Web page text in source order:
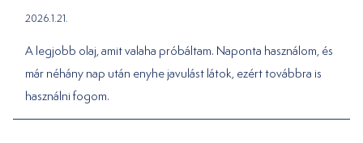
2026.1.21.
A legjobb olaj, amit valaha próbáltam. Naponta használom, és
már néhány nap után enyhe javulást látok, ezért továbbra is
használni fogom.